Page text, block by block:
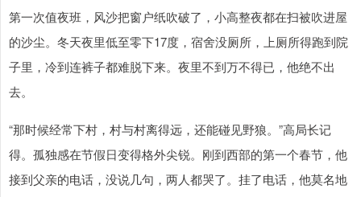
第一次值夜班，风沙把窗户纸吹破了，小高整夜都在扫被吹进屋
的沙尘。冬天夜里低至零下17度，宿舍没厕所，上厕所得跑到院
子里，冷到连裤子都难脱下来。夜里不到万不得已，他绝不出
去。
“那时候经常下村，村与村离得远，还能碰见野狼。”高局长记
得。孤独感在节假日变得格外尖锐。刚到西部的第一个春节，他
接到父亲的电话，没说几句，两人都哭了。挂了电话，他莫名地